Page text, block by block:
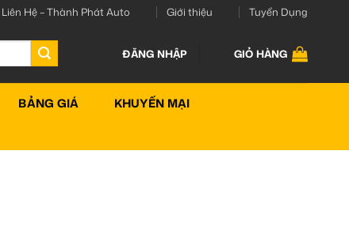
Liên Hệ – Thành Phát Auto Giới thiệu Tuyển Dụng
ĐĂNG NHẬP GIỎ HÀNG
BẢNG GIÁ KHUYẾN MẠI